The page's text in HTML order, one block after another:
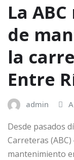
La
de
la
Entre
admin
Desde pasados
Carreteras
mantenimiento